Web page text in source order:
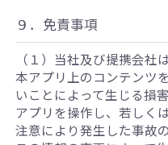
９．免責事項
（１）当社及び提携会社
本アプリ上のコンテンツ
いことによって生じる損
アプリを操作し、若しく
注意により発生した事故